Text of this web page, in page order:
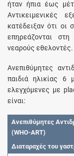
ήταν ήπια έως
Αντικειμενικές
κατέδειξαν ότι οι
επηρεάζονται
νεαρούς εθελοντές.
Ανεπιθύμητες
παιδιά ηλικίας
ελεγχόμενες με
είναι:
Ανεπιθύμητες
(WHO-ART)
Διαταραχές του